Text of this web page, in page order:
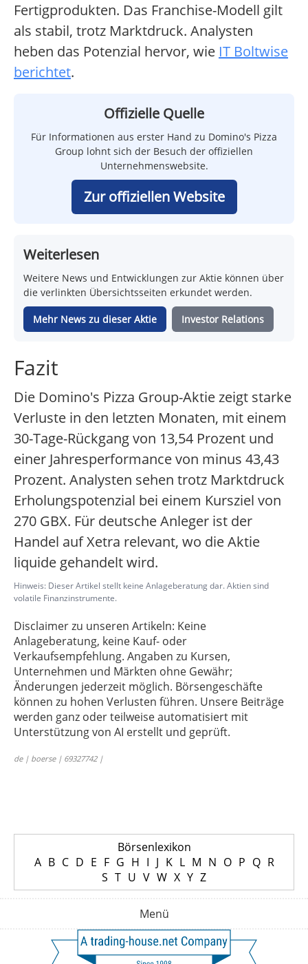
Fertigprodukten. Das Franchise-Modell gilt
als stabil, trotz Marktdruck. Analysten
heben das Potenzial hervor, wie IT Boltwise
berichtet.
Offizielle Quelle
Für Informationen aus erster Hand zu Domino's Pizza
Group lohnt sich der Besuch der offiziellen
Unternehmenswebsite.
Zur offiziellen Website
Weiterlesen
Weitere News und Entwicklungen zur Aktie können über
die verlinkten Übersichtsseiten erkundet werden.
Mehr News zu dieser Aktie Investor Relations
Fazit
Die Domino's Pizza Group-Aktie zeigt starke
Verluste in den letzten Monaten, mit einem
30-Tage-Rückgang von 13,54 Prozent und
einer Jahresperformance von minus 43,43
Prozent. Analysten sehen trotz Marktdruck
Erholungspotenzial bei einem Kursziel von
270 GBX. Für deutsche Anleger ist der
Handel auf Xetra relevant, wo die Aktie
liquide gehandelt wird.
Hinweis: Dieser Artikel stellt keine Anlageberatung dar. Aktien sind
volatile Finanzinstrumente.
Disclaimer zu unseren Artikeln: Keine
Anlageberatung, keine Kauf- oder
Verkaufsempfehlung. Angaben zu Kursen,
Unternehmen und Märkten ohne Gewähr;
Änderungen jederzeit möglich. Börsengeschäfte
können zu hohen Verlusten führen. Unsere Beiträge
werden ganz oder teilweise automatisiert mit
Unterstützung von AI erstellt und geprüft.
de | boerse | 69327742 |
Börsenlexikon
A B C D E F G H I J K L M N O P Q R
S T U V W X Y Z
Menü